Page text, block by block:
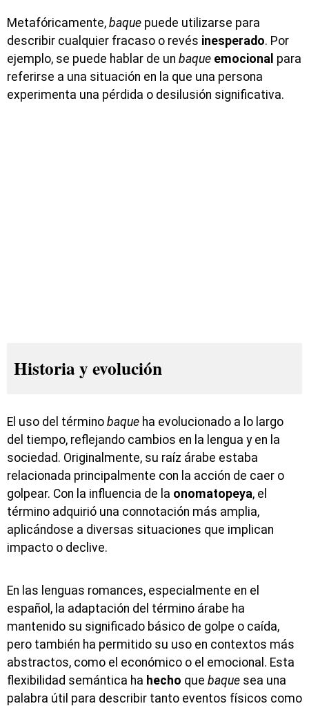
Metafóricamente, baque puede utilizarse para
describir cualquier fracaso o revés inesperado. Por
ejemplo, se puede hablar de un baque emocional para
referirse a una situación en la que una persona
experimenta una pérdida o desilusión significativa.
Historia y evolución
El uso del término baque ha evolucionado a lo largo
del tiempo, reflejando cambios en la lengua y en la
sociedad. Originalmente, su raíz árabe estaba
relacionada principalmente con la acción de caer o
golpear. Con la influencia de la onomatopeya, el
término adquirió una connotación más amplia,
aplicándose a diversas situaciones que implican
impacto o declive.
En las lenguas romances, especialmente en el
español, la adaptación del término árabe ha
mantenido su significado básico de golpe o caída,
pero también ha permitido su uso en contextos más
abstractos, como el económico o el emocional. Esta
flexibilidad semántica ha hecho que baque sea una
palabra útil para describir tanto eventos físicos como